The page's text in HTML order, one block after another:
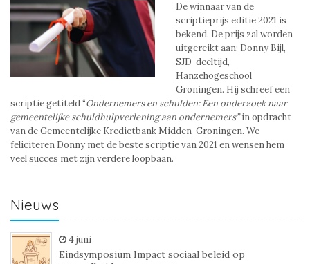
De winnaar van de
scriptieprijs editie 2021 is
bekend. De prijs zal worden
uitgereikt aan: Donny Bijl,
SJD-deeltijd,
Hanzehogeschool
Groningen. Hij schreef een
scriptie getiteld “Ondernemers en schulden: Een onderzoek naar
gemeentelijke schuldhulpverlening aan ondernemers”in opdracht
van de Gemeentelijke Kredietbank Midden-Groningen. We
feliciteren Donny met de beste scriptie van 2021 en wensen hem
veel succes met zijn verdere loopbaan.
Nieuws
4 juni
Eindsymposium Impact sociaal beleid op